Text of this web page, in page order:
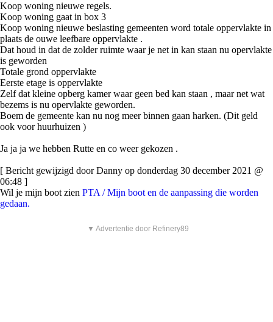
Koop woning nieuwe regels.
Koop woning gaat in box 3
Koop woning nieuwe beslasting gemeenten word totale oppervlakte in
plaats de ouwe leefbare oppervlakte .
Dat houd in dat de zolder ruimte waar je net in kan staan nu opervlakte
is geworden
Totale grond oppervlakte
Eerste etage is oppervlakte
Zelf dat kleine opberg kamer waar geen bed kan staan , maar net wat
bezems is nu opervlakte geworden.
Boem de gemeente kan nu nog meer binnen gaan harken. (Dit geld
ook voor huurhuizen )
Ja ja ja we hebben Rutte en co weer gekozen .
[ Bericht gewijzigd door Danny op donderdag 30 december 2021 @
06:48 ]
Wil je mijn boot zien PTA / Mijn boot en de aanpassing die worden
gedaan.
▼ Advertentie door Refinery89